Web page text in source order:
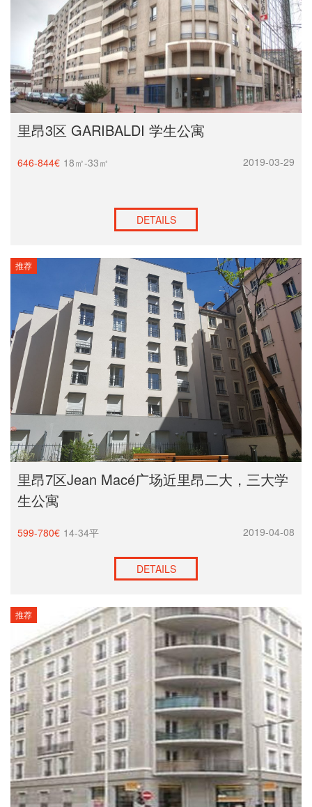
里昂3区 GARIBALDI 学生公寓
646-844€ 18㎡-33㎡ 2019-03-29
DETAILS
推荐
里昂7区Jean Macé广场近里昂二大，三大学
生公寓
599-780€ 14-34平 2019-04-08
DETAILS
推荐